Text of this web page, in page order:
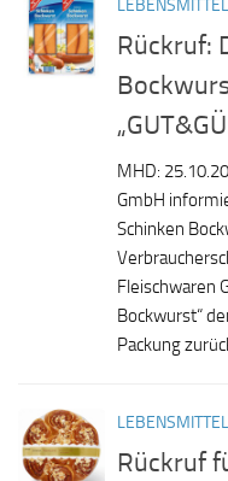
LEBENSMITTEL
Rückruf:
MHD:
GmbH
Schinken
Fleischwaren
Bockwurst“
Packung
LEBENSMITTEL
Rückruf